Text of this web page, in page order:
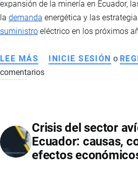
INDUSTRIA
CHOCOLATERA
expansión de la minería en Ecuador,
la demanda energética y las
suministro eléctrico en los próximos
LEE MÁS SOBRE
MINERÍA
QUE
IMPULSARÁN
LA
INICIE SESIÓN o
comentarios
Crisis del sector
Ecuador: causas,
efectos